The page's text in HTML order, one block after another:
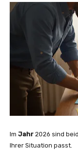
Im Jahr 2026 sind
Ihrer Situation passt.